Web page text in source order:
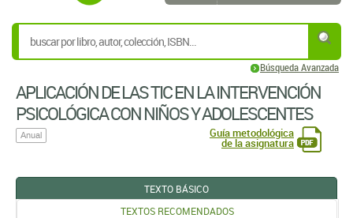
Búsqueda Avanzada
APLICACIÓN DE LAS TIC EN LA INTERVENCIÓN
PSICOLÓGICA CON NIÑOS Y ADOLESCENTES
Anual Guía metodológica
de la asignatura
TEXTO BÁSICO
TEXTOS RECOMENDADOS